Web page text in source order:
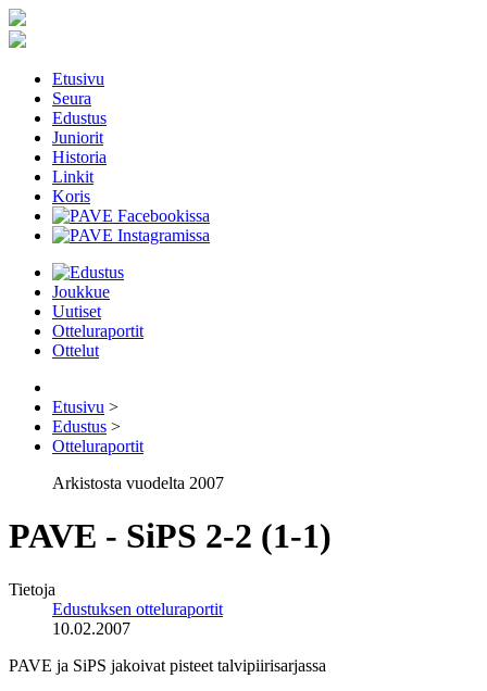
Etusivu
Seura
Edustus
Juniorit
Historia
Linkit
Koris
Joukkue
Uutiset
Otteluraportit
Ottelut
Etusivu >
Edustus >
Otteluraportit
Arkistosta vuodelta 2007
PAVE - SiPS 2-2 (1-1)
Tietoja
Edustuksen otteluraportit
10.02.2007
PAVE ja SiPS jakoivat pisteet talvipiirisarjassa